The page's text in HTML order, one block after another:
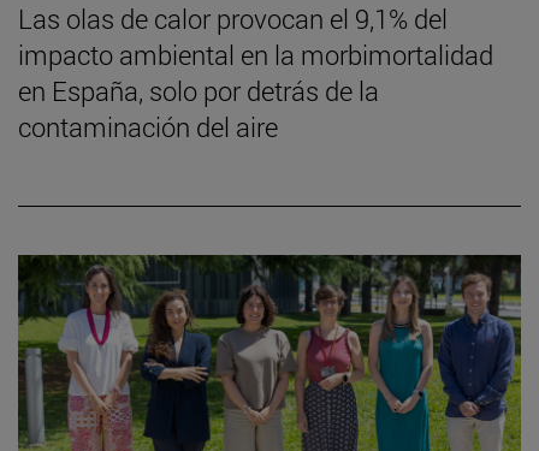
Las olas de calor provocan el 9,1% del
impacto ambiental en la morbimortalidad
en España, solo por detrás de la
contaminación del aire